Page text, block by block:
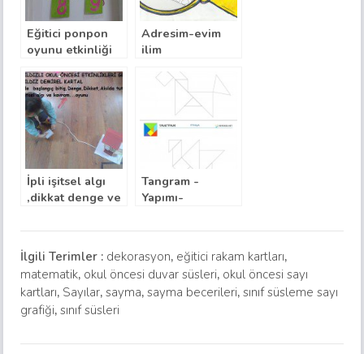
Eğitici ponpon
oyunu etkinliği
Adresim-evim
ilim
projesi
İpli işitsel algı
,dikkat denge ve
Tangram -
Yapımı-
daha fazlası
İlgili Terimler : dekorasyon, eğitici rakam kartları,
matematik, okul öncesi duvar süsleri, okul öncesi sayı
kartları, Sayılar,sayma,sayma becerileri,sınıf süsleme sayı
grafiği,sınıf süsleri